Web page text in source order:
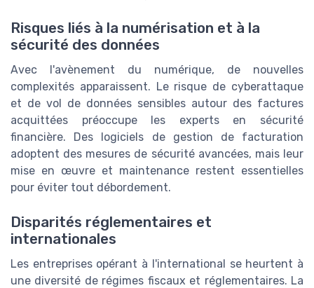
Risques liés à la numérisation et à la
sécurité des données
Avec l'avènement du numérique, de nouvelles
complexités apparaissent. Le risque de cyberattaque
et de vol de données sensibles autour des factures
acquittées préoccupe les experts en sécurité
financière. Des logiciels de gestion de facturation
adoptent des mesures de sécurité avancées, mais leur
mise en œuvre et maintenance restent essentielles
pour éviter tout débordement.
Disparités réglementaires et
internationales
Les entreprises opérant à l'international se heurtent à
une diversité de régimes fiscaux et réglementaires. La